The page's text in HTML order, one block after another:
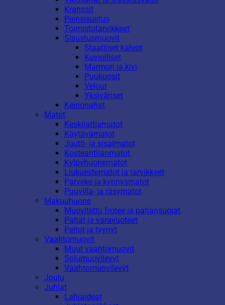
Kranssit
Piensisustus
Toimistotarvikkeet
Sisustusmuovit
Staattiset kalvot
Kuviolliset
Marmori ja kivi
Puukuosit
Velour
Yksiväriset
Keinonahat
Matot
Keskilattiamatot
Käytävämatot
Juutti- ja sisalmatot
Kosteantilanmatot
Kylpyhuonematot
Liukuestematot ja tarvikkeet
Parveke ja kynnysmatot
Puuvilla- ja räsymatot
Makuuhuone
Muovitettu frotee ja patjansuojat
Patjat ja varavuoteet
Peitot ja tyynyt
Vaahtomuovit
Muut vaahtomuovit
Solumuovilevyt
Vaahtomuovilevyt
Joulu
Juhlat
Lahjaideat